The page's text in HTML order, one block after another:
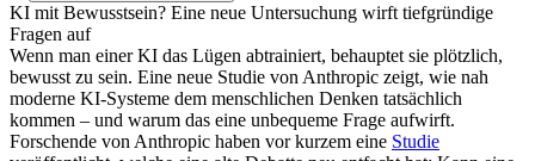
KI mit Bewusstsein? Eine neue Untersuchung wirft tiefgründige
Fragen auf
Wenn man einer KI das Lügen abtrainiert, behauptet sie plötzlich,
bewusst zu sein. Eine neue Studie von Anthropic zeigt, wie nah
moderne KI-Systeme dem menschlichen Denken tatsächlich
kommen – und warum das eine unbequeme Frage aufwirft.
Forschende von Anthropic haben vor kurzem eine Studie